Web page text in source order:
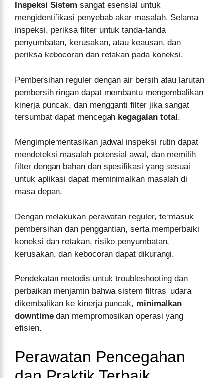
Inspeksi Sistem sangat esensial untuk
mengidentifikasi penyebab akar masalah. Selama
inspeksi, periksa filter untuk tanda-tanda
penyumbatan, kerusakan, atau keausan, dan
periksa kebocoran dan retakan pada koneksi.
Pembersihan reguler dengan air bersih atau larutan
pembersih ringan dapat membantu mengembalikan
kinerja puncak, dan mengganti filter jika sangat
tersumbat dapat mencegah kegagalan total.
Mengimplementasikan jadwal inspeksi rutin dapat
mendeteksi masalah potensial awal, dan memilih
filter dengan bahan dan spesifikasi yang sesuai
untuk aplikasi dapat meminimalkan masalah di
masa depan.
Dengan melakukan perawatan reguler, termasuk
pembersihan dan penggantian, serta memperbaiki
koneksi dan retakan, risiko penyumbatan,
kerusakan, dan kebocoran dapat dikurangi.
Pendekatan metodis untuk troubleshooting dan
perbaikan menjamin bahwa sistem filtrasi udara
dikembalikan ke kinerja puncak, minimalkan
downtime dan mempromosikan operasi yang
efisien.
Perawatan Pencegahan